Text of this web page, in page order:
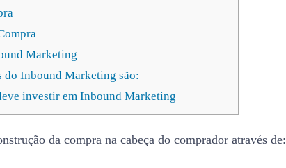
Marketing
do Inbound Marketing são:
investir em Inbound Marketing
da compra na cabeça do comprador através de: